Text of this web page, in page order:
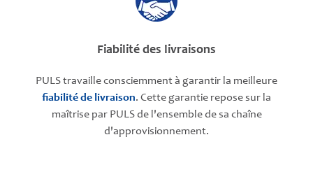
Fiabilité des livraisons
PULS travaille consciemment à garantir la meilleure
fiabilité de livraison. Cette garantie repose sur la
maîtrise par PULS de l'ensemble de sa chaîne
d'approvisionnement.